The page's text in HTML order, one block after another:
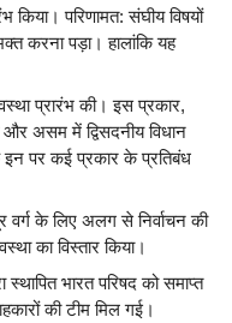
परिणामत: संघीय विषयों
करना पड़ा। हालांकि यह
प्रारंभ की। इस प्रकार,
असम में द्विसदनीय विधान
इन पर कई प्रकार के प्रतिबंध
के लिए अलग से निर्वाचन की
का विस्तार किया।
भारत परिषद को समाप्त
की टीम मिल गई।